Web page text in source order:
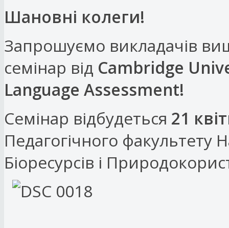
Шановні колеги!
Запрошуємо викладачів
семінар від Cambridge
Language Assessment!
Семінар відбудеться 21
Педагогічного факультету
Біоресурсів і